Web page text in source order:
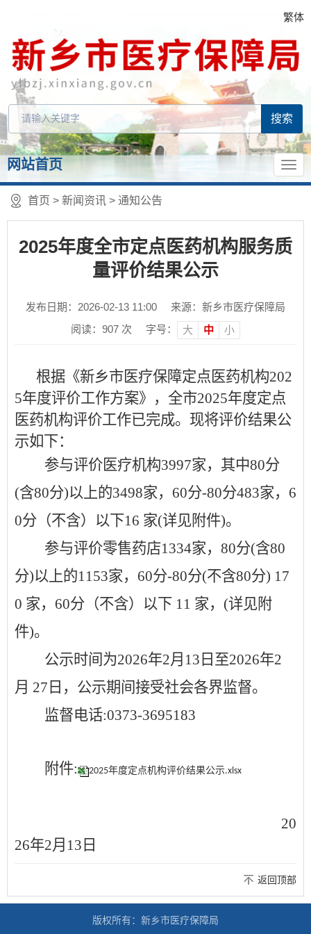
繁体
网站首页
首页 > 新闻资讯 > 通知公告
2025年度全市定点医药机构服务质
量评价结果公示
发布日期：2026-02-13 11:00
来源：新乡市医疗保障局
阅读： 907 次 字号： 大 中 小
根据《新乡市医疗保障定点医药机构202
5年度评价工作方案》，全市2025年度定点
医药机构评价工作已完成。现将评价结果公
示如下：
参与评价医疗机构3997家， 其中80分
(含80分)以上的3498家，60分-80分483家， 6
0分（不含）以下16 家(详见附件)。
参与评价零售药店1334家，80分(含80
分)以上的1153家，60分-80分(不含80分) 17
0 家， 60分（不含）以下 11 家，(详见附
件)。
公示时间为2026年2月 13 日至2026年2
月 27 日，公示期间接受社会各界监督。
监督电话:0373-3695183
附件: 2025年度定点机构评价结果公示.xlsx
20
26年2月 13 日
返回顶部
版权所有：新乡市医疗保障局